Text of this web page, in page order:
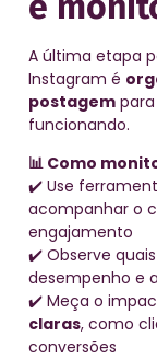
A última etapa
Instagram é
postagem
funcionando.
📊 Como
✔️ Use
acompanhar o
engajamento
✔️ Observe
desempenho e
✔️ Meça o
claras, como
conversões